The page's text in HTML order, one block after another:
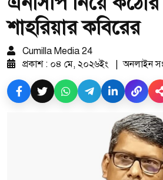
শাহরিয়ার কবিরের
Cumilla Media 24
প্রকাশ : ০৪ মে, ২০২৬ইং
| অনলাইন